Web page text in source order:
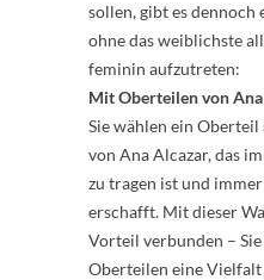
sollen, gibt es dennoch
ohne das weiblichste
feminin aufzutreten:
Mit Oberteilen von
Sie wählen ein
von Ana Alcazar, das
zu tragen ist und
erschafft. Mit dieser
Vorteil verbunden –
Oberteilen eine